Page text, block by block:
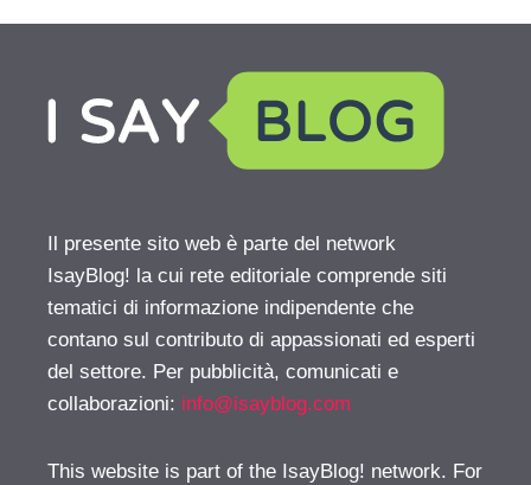
Il presente sito web è parte del network
IsayBlog! la cui rete editoriale comprende siti
tematici di informazione indipendente che
contano sul contributo di appassionati ed esperti
del settore. Per pubblicità, comunicati e
collaborazioni: info@isayblog.com
This website is part of the IsayBlog! network. For